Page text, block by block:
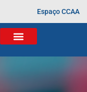
Espaço CCAA